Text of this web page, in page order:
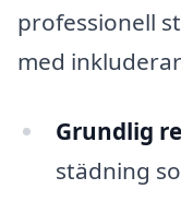
professionell
med
Grundlig
städning